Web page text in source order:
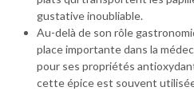
gustative inoubliable.
Au-delà de son rôle
place importante dans la
pour ses propriétés
cette épice est souvent